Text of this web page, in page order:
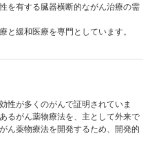
を有する臓器横断的ながん治療の需
と緩和医療を専門としています。
性が多くのがんで証明されていま
るがん薬物療法を、主として外来で
ん薬物療法を開発するため、開発的